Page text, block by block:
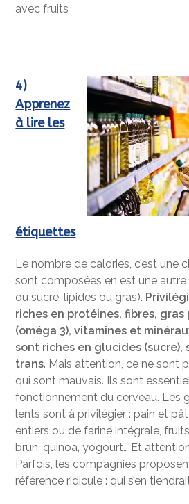
avec fruits
4)
Apprenez
à lire les
étiquettes
Le nombre de calories, c’est une
sont composées en est une
ou sucre, lipides ou gras).
riches en protéines, fibres,
(oméga 3), vitamines et
sont riches en glucides (sucre),
trans. Mais attention, ce ne sont
qui sont mauvais. Ils sont
fonctionnement du cerveau. Les
lents sont à privilégier : pain et
entiers ou de farine intégrale,
brun, quinoa, yogourt… Et
Parfois, les compagnies
référence ridicule : qui s’en